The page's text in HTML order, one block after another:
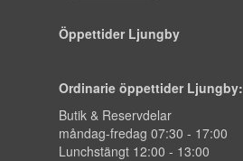
Öppettider Ljungby
Ordinarie öppettider Ljungby:
Butik & Reservdelar
måndag-fredag 07:30 - 17:00
Lunchstängt 12:00 - 13:00